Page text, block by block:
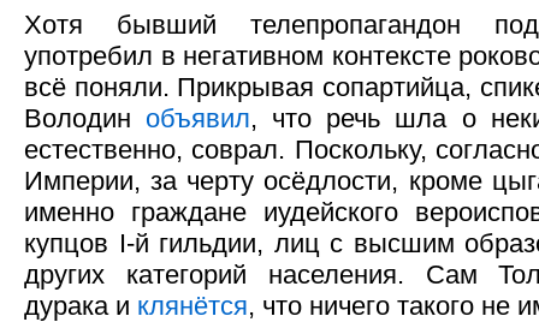
Хотя бывший телепропагандон
употребил в негативном контексте
всё поняли. Прикрывая сопартийца,
Володин объявил, что речь шла о
естественно, соврал. Поскольку,
Империи, за черту осёдлости, кроме
именно граждане иудейского
купцов I-й гильдии, лиц с высшим
других категорий населения. Сам
дурака и клянётся, что ничего такого не